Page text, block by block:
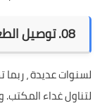
08. توصيل الطعام للمنزل
لسنوات عديدة ،
لتناول غداء